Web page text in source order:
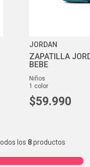
JORDAN
ZAPATILLA
BEBE
niños
1 color
$59.990
los 8productos